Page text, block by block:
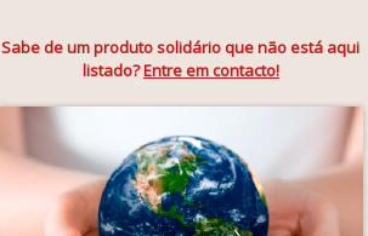
Sabe de um produto solidário que não está aqui
listado?Entre em contacto!